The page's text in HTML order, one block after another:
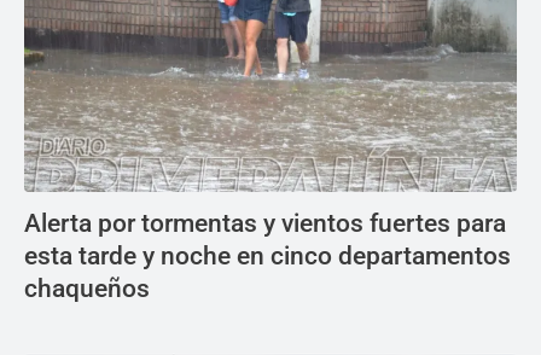
Alerta por tormentas y vientos fuertes para
esta tarde y noche en cinco departamentos
chaqueños